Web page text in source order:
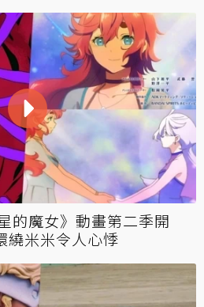
的魔女》動畫第二季開
繞米米令人心悸